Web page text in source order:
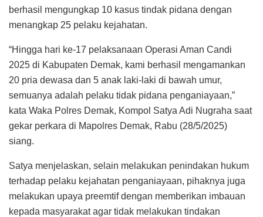
berhasil mengungkap 10 kasus tindak pidana dengan
menangkap 25 pelaku kejahatan.
“Hingga hari ke-17 pelaksanaan Operasi Aman Candi
2025 di Kabupaten Demak, kami berhasil mengamankan
20 pria dewasa dan 5 anak laki-laki di bawah umur,
semuanya adalah pelaku tidak pidana penganiayaan,”
kata Waka Polres Demak, Kompol Satya Adi Nugraha saat
gekar perkara di Mapolres Demak, Rabu (28/5/2025)
siang.
Satya menjelaskan, selain melakukan penindakan hukum
terhadap pelaku kejahatan penganiayaan, pihaknya juga
melakukan upaya preemtif dengan memberikan imbauan
kepada masyarakat agar tidak melakukan tindakan